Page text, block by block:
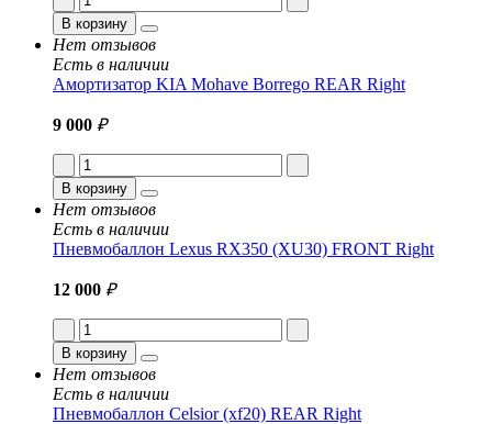
В корзину
Нет отзывов
Есть в наличии
Амортизатор KIA Mohave Borrego REAR Right
9 000 ₽
В корзину
Нет отзывов
Есть в наличии
Пневмобаллон Lexus RX350 (XU30) FRONT Right
12 000 ₽
В корзину
Нет отзывов
Есть в наличии
Пневмобаллон Celsior (xf20) REAR Right